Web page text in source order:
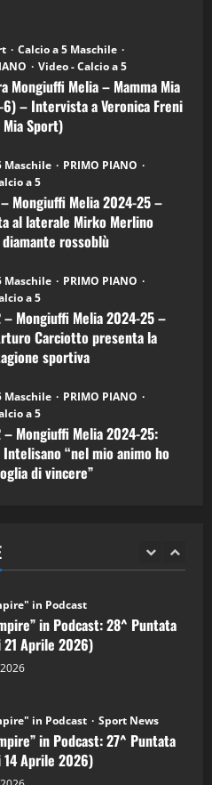
Calcio a 5 Maschile
Video - Calcio a 5
Mongiuffi Melia – Mamma Mia
– Intervista a Veronica Freni
Mia Sport)
Maschile
PRIMO PIANO
a 5
Mongiuffi Melia 2024-25 –
al laterale Mirko Merlino
rossoblù
Maschile
PRIMO PIANO
a 5
– Mongiuffi Melia 2024-25 –
Carciotto presenta la
sportiva
Maschile
PRIMO PIANO
a 5
– Mongiuffi Melia 2024-25:
“nel mio animo ho
di vincere”
in Podcast
in Podcast: 27^ Puntata
Aprile 2026)
in Podcast: 26^ Puntata
Aprile 2026)
in Podcast: 30^ Puntata
Maggio 2026)
in Podcast: 29^ Puntata
Aprile 2026)
in Podcast
in Podcast: 27^ Puntata
Aprile 2026)
in Podcast
in Podcast: 26^ Puntata
Aprile 2026)